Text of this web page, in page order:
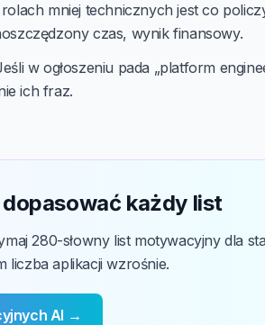
mniej technicznych jest co
czas, wynik finansowy.
w ogłoszeniu pada „platform
ich fraz.
każdy list
280-słowny list motywacyjny dla
liczba aplikacji wzrośnie.
AI →